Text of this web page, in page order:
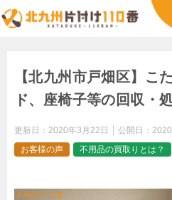
【北九州市戸畑区】こ
ド、座椅子等の回収・
更新日： 2020年3月22日 公開日：
お客様の声
不用品の買取りとは？